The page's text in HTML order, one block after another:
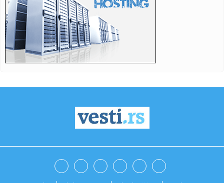
23:26:Legendarni Mercedes 190 Evo 2 je ponovo živ
23:15:Istraga protiv smenjenog šefa beogradske policije u
slučaju ubi...
RONALDO BEZ TROFEJA I DALJE: Novi bolan poraz u finalu
23:00:Jezivo! Komšinica urnisala trudnicu: "Završila sam u hitnoj, a
VIDEO: Pogledajte nastup Lavine u finalu Evrovizije